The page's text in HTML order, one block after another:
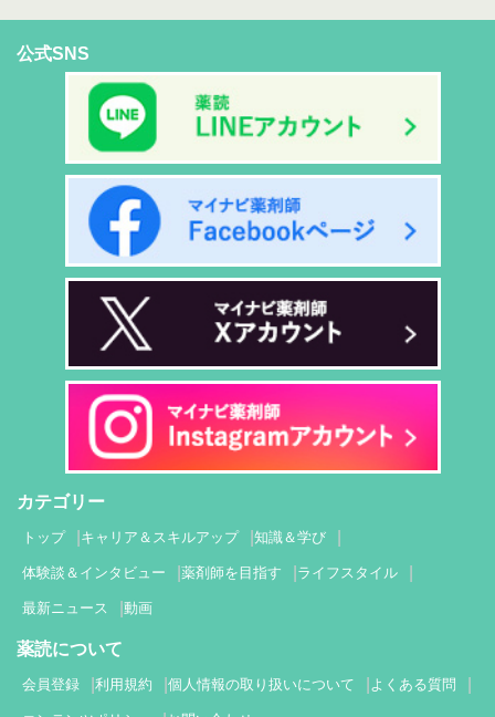
公式SNS
カテゴリー
トップ キャリア＆スキルアップ 知識＆学び
体験談＆インタビュー 薬剤師を目指す ライフスタイル
最新ニュース 動画
薬読について
会員登録 利用規約 個人情報の取り扱いについて よくある質問